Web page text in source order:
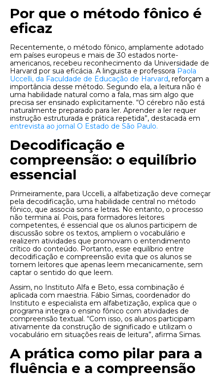
Por que o método fônico é
eficaz
Recentemente, o método fônico, amplamente adotado
em países europeus e mais de 30 estados norte-
americanos, recebeu reconhecimento da Universidade de
Harvard por sua eficácia. A linguista e professora Paola
Uccelli, da Faculdade de Educação de Harvard, reforçam a
importância desse método. Segundo ela, a leitura não é
uma habilidade natural como a fala, mas sim algo que
precisa ser ensinado explicitamente. “O cérebro não está
naturalmente preparado para ler. Aprender a ler requer
instrução estruturada e prática repetida”, destacada em
entrevista ao jornal O Estado de São Paulo.
Decodificação e
compreensão: o equilíbrio
essencial
Primeiramente, para Uccelli, a alfabetização deve começar
pela decodificação, uma habilidade central no método
fônico, que associa sons e letras. No entanto, o processo
não termina aí. Pois, para formadores leitores
competentes, é essencial que os alunos participem de
discussão sobre os textos, ampliem o vocabulário e
realizem atividades que promovam o entendimento
crítico do conteúdo. Portanto, esse equilíbrio entre
decodificação e compreensão evita que os alunos se
tornem leitores que apenas leem mecanicamente, sem
captar o sentido do que leem.
Assim, no Instituto Alfa e Beto, essa combinação é
aplicada com maestria. Fábio Simas, coordenador do
Instituto e especialista em alfabetização, explica que o
programa integra o ensino fônico com atividades de
compreensão textual. “Com isso, os alunos participam
ativamente da construção de significado e utilizam o
vocabulário em situações reais de leitura”, afirma Simas.
A prática como pilar para a
fluência e a compreensão